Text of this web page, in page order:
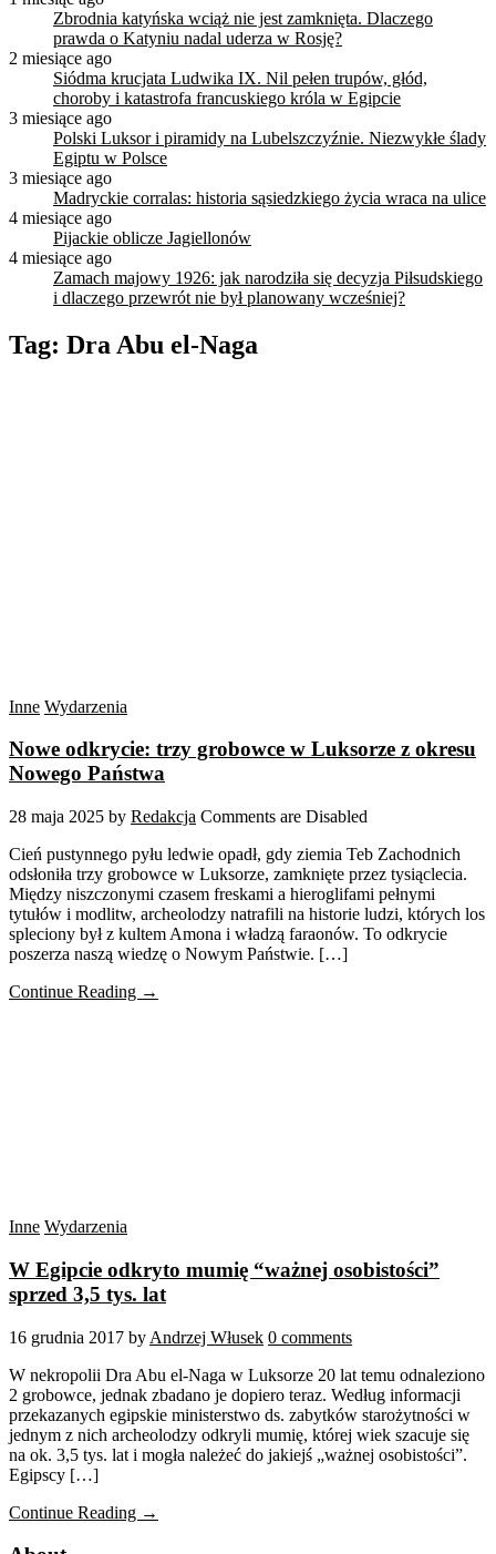
Zbrodnia katyńska wciąż nie jest zamknięta. Dlaczego
prawda o Katyniu nadal uderza w Rosję?
2 miesiące ago
Siódma krucjata Ludwika IX. Nil pełen trupów, głód,
choroby i katastrofa francuskiego króla w Egipcie
3 miesiące ago
Polski Luksor i piramidy na Lubelszczyźnie. Niezwykłe ślady
Egiptu w Polsce
3 miesiące ago
Madryckie corralas: historia sąsiedzkiego życia wraca na ulice
4 miesiące ago
Pijackie oblicze Jagiellonów
4 miesiące ago
Zamach majowy 1926: jak narodziła się decyzja Piłsudskiego
i dlaczego przewrót nie był planowany wcześniej?
Tag: Dra Abu el-Naga
Inne Wydarzenia
Nowe odkrycie: trzy grobowce w Luksorze z okresu
Nowego Państwa
28 maja 2025 by Redakcja Comments are Disabled
Cień pustynnego pyłu ledwie opadł, gdy ziemia Teb Zachodnich
odsłoniła trzy grobowce w Luksorze, zamknięte przez tysiąclecia.
Między niszczonymi czasem freskami a hieroglifami pełnymi
tytułów i modlitw, archeolodzy natrafili na historie ludzi, których los
spleciony był z kultem Amona i władzą faraonów. To odkrycie
poszerza naszą wiedzę o Nowym Państwie. […]
Continue Reading →
Inne Wydarzenia
W Egipcie odkryto mumię “ważnej osobistości”
sprzed 3,5 tys. lat
16 grudnia 2017 by Andrzej Włusek 0 comments
W nekropolii Dra Abu el-Naga w Luksorze 20 lat temu odnaleziono
2 grobowce, jednak zbadano je dopiero teraz. Według informacji
przekazanych egipskie ministerstwo ds. zabytków starożytności w
jednym z nich archeolodzy odkryli mumię, której wiek szacuje się
na ok. 3,5 tys. lat i mogła należeć do jakiejś „ważnej osobistości”.
Egipscy […]
Continue Reading →